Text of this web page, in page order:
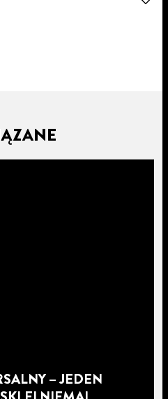
– JEDEN